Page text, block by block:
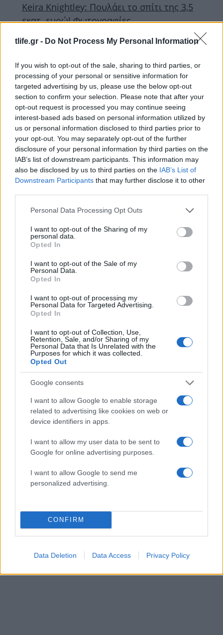
tlife.gr - Do Not Process My Personal Information
If you wish to opt-out of the sale, sharing to third parties, or
processing of your personal or sensitive information for
targeted advertising by us, please use the below opt-out
section to confirm your selection. Please note that after your
opt-out request is processed you may continue seeing
interest-based ads based on personal information utilized by
us or personal information disclosed to third parties prior to
your opt-out. You may separately opt-out of the further
disclosure of your personal information by third parties on the
IAB’s list of downstream participants. This information may
also be disclosed by us to third parties on the IAB’s List of
Downstream Participants that may further disclose it to other
Please note that this website/app uses one or more Google
not limited to your visit or usage behaviour. You may click to
grant or deny consent to Google and its third-party tags to
use your data for below specified purposes in below Google
consent section.
Personal Data Processing Opt Outs
I want to opt-out of the Sharing of my
personal data.
Opted In
I want to opt-out of the Sale of my
Personal Data.
Opted In
I want to opt-out of processing my
Personal Data for Targeted Advertising.
Opted In
I want to opt-out of Collection, Use,
Retention, Sale, and/or Sharing of my
Personal Data that Is Unrelated with the
Purposes for which it was collected.
Opted Out
Google consents
I want to allow Google to enable storage
related to advertising like cookies on web or
device identifiers in apps.
I want to allow my user data to be sent to
Google for online advertising purposes.
I want to allow Google to send me
personalized advertising.
CONFIRM
Data Deletion Data Access Privacy Policy
Keira Knightley: Πουλάει το σπίτι της 3,5
εκατ. ευρώ! Φωτογραφίες
News
“Η Χριστίνα δεν θα επέτρεπε ποτέ την
πώληση του Σκορπιού”
ΔΙΑΦΗΜΙΣΗ
Τασεις
Πωλείται, στις Μπαχάμες!
05.02.2013
Τασεις
Μοναδικά, χιονισμένα σαλέ προς
26.12.2012
Τασεις
Μοναδικά, χιονισμένα σαλέ προς
πώληση!
Τασεις
Το πουλάει το σπίτι ο Ricky Martin!
Τασεις
Δες το σπίτι που πουλάει ο Warren
Beatty!